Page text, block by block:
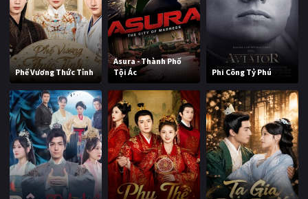
Phế Vương Thức Tỉnh
Asura - Thành Phố
Tội Ác
Phi Công Tỷ Phú